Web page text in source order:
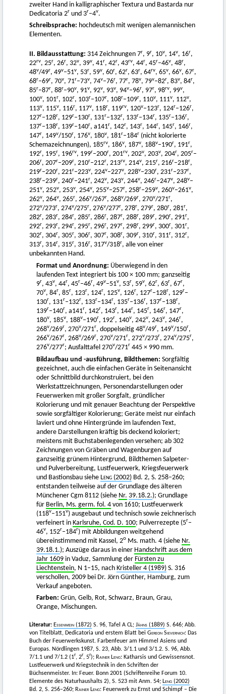
zweiter Hand in kalligraphischer Textura und Bastarda nur
Dedicatoria 2r und 3r–4v.
Schreibsprache: hochdeutsch mit wenigen alemannischen
Elementen.
II. Bildausstattung: 314 Zeichnungen 7r, 9r, 10v, 14v, 16r,
22rv, 25r, 26r, 32v, 39v, 41r, 42r, 43rv, 44r, 45r–46v, 48r,
48v/49r, 49v–51v, 53r, 59v, 60r, 62r, 63r, 64rv, 65v, 66v, 67r,
68r–69r, 70v, 71r–73v, 74v–76r, 77r, 78v, 79v–82r, 83v, 84r,
85r–87r, 88r–90v, 91v, 92v, 93v, 94v–96r, 97r, 98rv, 99v,
100v, 101r, 102r, 103r–107r, 108r–109r, 110v, 111v, 112v,
113v, 115v, 116r, 117v, 118r, 119rv, 120v–123r, 124r–126r,
127r–128r, 129r–130r, 131r–132r, 133r–134r, 135r–136r,
137r–138r, 139r–140r, a141r, 142r, 143r, 144r, 145r, 146r,
147r, 149v/150r, 176v, 180v, 181r–184r (nicht kolorierte
Schemazeichnungen), 185rv, 186v, 187v, 188v–190r, 191r,
192r, 195r, 196rv, 199r–200r, 201rv, 202v, 203v, 204r, 205r–
206r, 207r–209r, 210r–212r, 213rv, 214v, 215r, 216r–218r,
219r–220r, 221r–223v, 224v–227v, 228v–230r, 231r–237r,
238r–239r, 240r–241r, 242v, 243v, 244v, 246r–247v, 248v–
251v, 252v, 253v, 254v, 255v–257r, 258r–259v, 260v–261v,
262v, 264v, 265r, 266v/267r, 268v/269r, 270v/271r,
272v/273r, 274v/275r, 276v/277r, 278r, 279r, 280r, 281r,
282r, 283r, 284r, 285r, 286r, 287r, 288r, 289r, 290r, 291r,
292r, 293r, 294r, 295r, 296r, 297r, 298r, 299r, 300r, 301r,
302r, 304r, 305r, 306r, 307r, 308r, 309r, 310r, 311r, 312r,
313r, 314r, 315r, 316r, 317v/318r, alle von einer
unbekannten Hand.
Format und Anordnung: Überwiegend in den
laufenden Text integriert bis 100 × 100 mm; ganzseitig
9r, 43v, 44r, 45r–46r, 49v–51v, 53r, 59v, 62r, 63r, 67r,
70v, 84r, 85r, 123r, 124r, 125v, 126r, 127r–128r, 129r–
130r, 131r–132r, 133r–134r, 135r–136r, 137r–138r,
139r–140r, a141r, 142r, 143r, 144r, 145r, 146r, 147r,
180v, 185v, 188v–190r, 192r, 140v, 242v, 243v, 246r,
268v/269r, 270v/271r, doppelseitig 48v/49r, 149v/150r,
266v/267r, 268v/269r, 270v/271r, 272v/273r, 274v/275r,
276v/277r; Ausfalttafel 270v/271r 445 × 990 mm.
Bildaufbau und -ausführung, Bildthemen: Sorgfältig
gezeichnet, auch die einfachen Geräte in Seitenansicht
oder Schnittbild durchkonstruiert, bei den
Werkstattzeichnungen, Personendarstellungen oder
Feuerwerken mit großer Sorgfalt, gründlicher
Kolorierung und mit genauer Beachtung der Perspektive
sowie sorgfältiger Kolorierung; Geräte meist nur einfach
laviert und ohne Hintergründe im laufenden Text,
andere Darstellungen kräftig bis deckend koloriert;
meistens mit Buchstabenlegenden versehen; ab 302
Zeichnungen von Gräben und Wagenburgen auf
ganzseitig grünem Hintergrund, Bildthemen Salpeter-
und Pulverbereitung, Lustfeuerwerk, Kriegsfeuerwerk
und Bastionsbau siehe Leng (2002) Bd. 2, S. 258–260;
entstanden teilweise auf der Grundlage des älteren
Münchener Cgm 8112 (siehe Nr. 39.18.2.); Grundlage
für Berlin, Ms. germ. fol. 4 von 1610; Lustfeuerwerk
(118v–151v) ausgebaut und technisch sowie zeichnerisch
verfeinert in Karlsruhe, Cod. D. 100; Pulverrezepte (5r–
46v, 152r–184r) mit Abbildungen weitgehend
übereinstimmend mit Kassel, 2o Ms. math. 4 (siehe Nr.
39.18.1.); Auszüge daraus in einer Handschrift aus dem
Jahr 1609 in Vaduz, Sammlung der Fürsten zu
Liechtenstein, N 1–15, nach Kristeller 4 (1989) S. 316
verschollen, 2009 bei Dr. Jörn Günther, Hamburg, zum
Verkauf angeboten.
Farben: Grün, Gelb, Rot, Schwarz, Braun, Grau,
Orange, Mischungen.
Literatur: Essenwein (1872) S. 96, Tafel A CL; Jähns (1889) S. 646; Abb.
von Titelblatt, Dedicatoria und erstem Blatt bei Gereon Sievernich: Das
Buch der Feuerwerkskunst. Farbenfeuer am Himmel Asiens und
Europas. Nördlingen 1987, S. 23, Abb. 3/1.1 und 3/1.2. S. 96, Abb.
7/1.1 und 7/1.2 (1r, 2r, 5r); Rainer Leng: Katharsis und Gewissensnot.
Lustfeuerwerk und Kriegstechnik in den Schriften der
Büchsenmeister. In: Feuer. Bonn 2001 (Schriftenreihe Forum 10.
Elemente des Naturhaushalts 2), S. 523 mit Anm. 54; Leng (2002)
Bd. 2, S. 256–260; Rainer Leng: Feuerwerk zu Ernst und Schimpf – Die